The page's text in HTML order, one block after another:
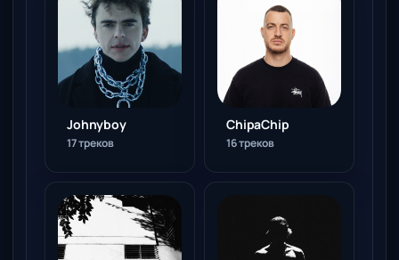
Johnyboy
17 треков
ChipaChip
16 треков